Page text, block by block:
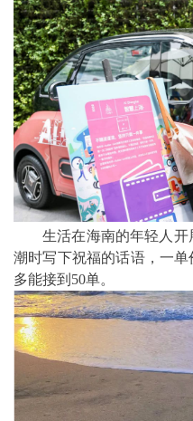
生活在海南的年轻人开
潮时写下祝福的话语，一
多能接到50单。